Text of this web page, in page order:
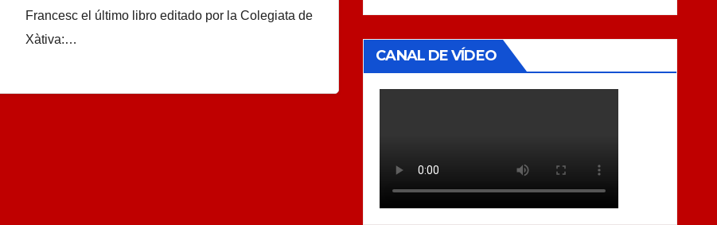
Francesc el último libro editado por la Colegiata de
Xàtiva:…
CANAL DE VÍDEO